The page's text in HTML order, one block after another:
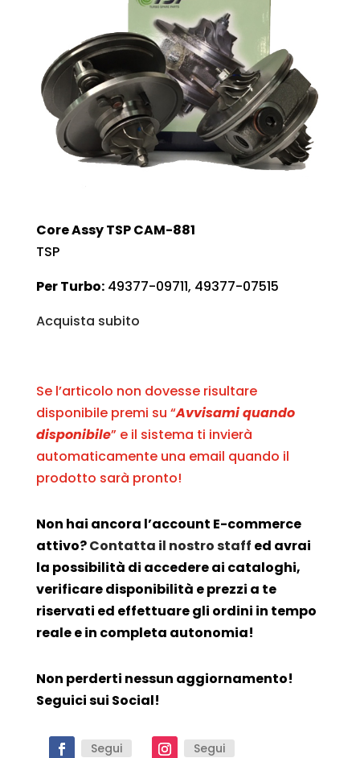
Core Assy TSP CAM-881
TSP
Per Turbo:49377-09711, 49377-07515
Acquista subito
Se l’articolo non dovesse risultare
disponibile premi su “Avvisami quando
disponibile” e il sistema ti invierà
automaticamente una email quando il
prodotto sarà pronto!
Non hai ancora l’account E-commerce
attivo?Contatta il nostro staff ed avrai
la possibilità di accedere ai cataloghi,
verificare disponibilità e prezzi a te
riservati ed effettuare gli ordini in tempo
reale e in completa autonomia!
Non perderti nessun aggiornamento!
Seguici sui Social!
Segui Segui